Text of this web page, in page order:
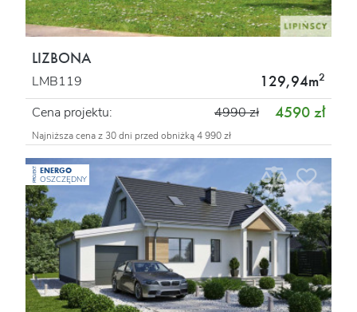
LIZBONA
LMB119 129,94m2
Cena projektu: 4590 zł
4990 zł
Najniższa cena z 30 dni przed obniżką 4 990 zł
PROJEKT ENERGO
OSZCZĘDNY